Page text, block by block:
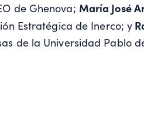
de Ghenova; María José
Estratégica de Inerco; y
de la Universidad Pablo